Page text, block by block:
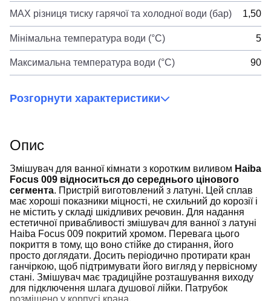
MAX різниця тиску гарячої та холодної води (бар) 1,50
Мінімальна температура води (°C) 5
Максимальна температура води (°C) 90
Розгорнути характеристики
Опис
Змішувач для ванної кімнати з коротким виливом Haiba
Focus 009 відноситься до середнього цінового
сегмента. Пристрій виготовлений з латуні. Цей сплав
має хороші показники міцності, не схильний до корозії і
не містить у складі шкідливих речовин. Для надання
естетичної привабливості змішувач для ванної з латуні
Haiba Focus 009 покритий хромом. Перевага цього
покриття в тому, що воно стійке до стирання, його
просто доглядати. Досить періодично протирати кран
ганчіркою, щоб підтримувати його вигляд у первісному
стані. Змішувач має традиційне розташування виходу
для підключення шлага душової лійки. Патрубок
розміщено у корпусі крана.